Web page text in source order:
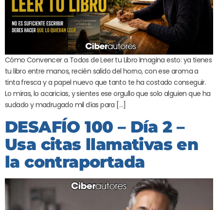
Cómo Convencer a Todos de Leer tu Libro Imagina esto: ya tienes
tu libro entre manos, recién salido del horno, con ese aroma a
tinta fresca y a papel nuevo que tanto te ha costado conseguir.
Lo miras, lo acaricias, y sientes ese orgullo que solo alguien que ha
sudado y madrugado mil días para […]
DESAFÍO 100 – Día 2 –
Usa citas llamativas en
la contraportada